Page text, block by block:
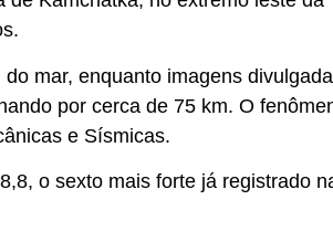
mar, enquanto imagens
por cerca de 75 km. O
e Sísmicas.
o sexto mais forte já registrado